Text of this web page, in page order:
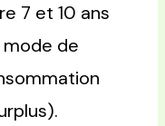
7 et 10 ans
de